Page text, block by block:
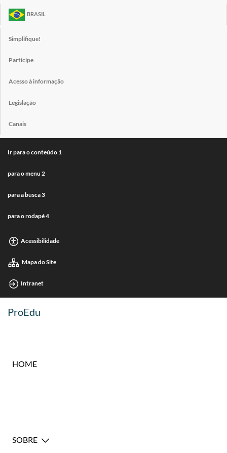
BRASIL
Simplifique!
Participe
Acesso à informação
Legislação
Canais
Ir para o conteúdo 1
para o menu 2
para a busca3
para o rodapé4
Acessibilidade
Mapa do Site
Intranet
ProEdu
HOME
SOBRE